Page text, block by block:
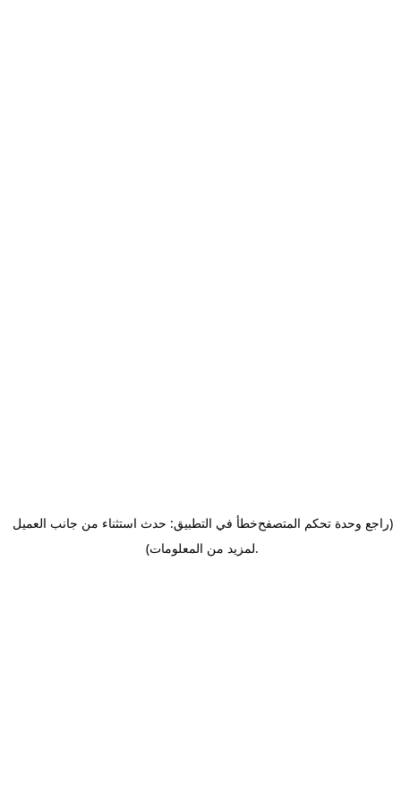
خطأ في التطبيق: حدث استثناء من جانب العميل(راجع وحدة تحكم المتصفح
لمزيد من المعلومات).